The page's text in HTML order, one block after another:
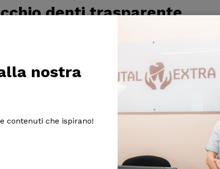
denti trasparente
gli
poiché richiedono una maggiore precisione
di costo è spesso bilanciata dalla maggiore
popolare per molte persone che
nostra
contenuti che ispirano!